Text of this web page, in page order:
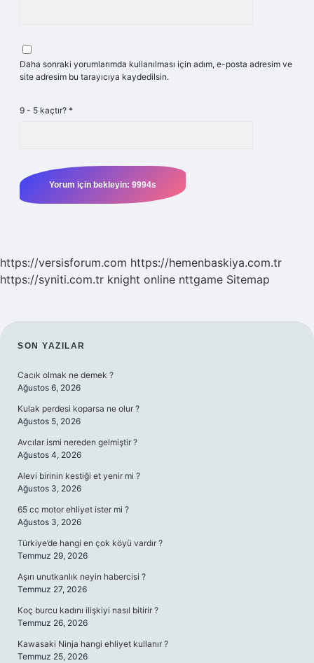
Daha sonraki yorumlarımda kullanılması için adım, e-posta adresim ve
site adresim bu tarayıcıya kaydedilsin.
9 - 5 kaçtır? *
https://versisforum.com https://hemenbaskiya.com.tr
https://syniti.com.tr knight online nttgame Sitemap
SIDEBAR
SON YAZILAR
Cacık olmak ne demek ?
Ağustos 6, 2026
Kulak perdesi koparsa ne olur ?
Ağustos 5, 2026
Avcılar ismi nereden gelmiştir ?
Ağustos 4, 2026
Alevi birinin kestiği et yenir mi ?
Ağustos 3, 2026
65 cc motor ehliyet ister mi ?
Ağustos 3, 2026
Türkiye’de hangi en çok köyü vardır ?
Temmuz 29, 2026
Aşırı unutkanlık neyin habercisi ?
Temmuz 27, 2026
Koç burcu kadını ilişkiyi nasıl bitirir ?
Temmuz 26, 2026
Kawasaki Ninja hangi ehliyet kullanır ?
Temmuz 25, 2026